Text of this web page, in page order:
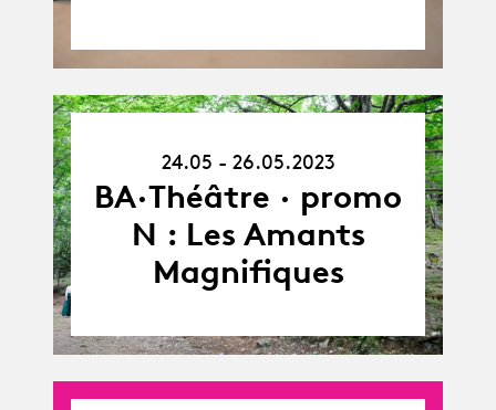
26.05.23
24.05 - 26.05.2023
BA·Théâtre · promo
N : Les Amants
Magnifiques